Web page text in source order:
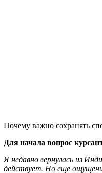
Почему важно сохранять
Для начала вопрос
Я недавно вернулась из
действует. Но еще